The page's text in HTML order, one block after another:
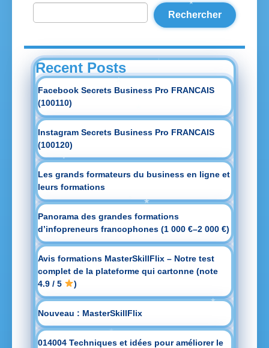
Rechercher
Recent Posts
Facebook Secrets Business Pro FRANCAIS
(100110)
Instagram Secrets Business Pro FRANCAIS
(100120)
Les grands formateurs du business en ligne et
leurs formations
Panorama des grandes formations
d’infopreneurs francophones (1 000 €–2 000 €)
Avis formations MasterSkillFlix – Notre test
complet de la plateforme qui cartonne (note
4.9 / 5
)
Nouveau : MasterSkillFlix
014004 Techniques et idées pour améliorer le